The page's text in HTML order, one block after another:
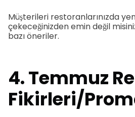
Müşterileri restoranlarınızda
çekeceğinizden emin değil
bazı öneriler.
4.Temmuz
Fikirleri/